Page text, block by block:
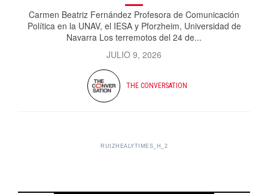
Carmen Beatriz Fernández Profesora de Comunicación
Política en la UNAV, el IESA y Pforzheim, Universidad de
Navarra Los terremotos del 24 de...
JULIO 9, 2026
THE CONVERSATION
RUIZHEALYTIMES_H_2